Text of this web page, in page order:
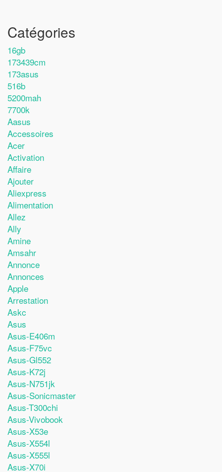
Catégories
16gb
173439cm
173asus
516b
5200mah
7700k
Aasus
Accessoires
Acer
Activation
Affaire
Ajouter
Aliexpress
Alimentation
Allez
Ally
Amine
Amsahr
Annonce
Annonces
Apple
Arrestation
Askc
Asus
Asus-E406m
Asus-F75vc
Asus-Gl552
Asus-K72j
Asus-N751jk
Asus-Sonicmaster
Asus-T300chi
Asus-Vivobook
Asus-X53e
Asus-X554l
Asus-X555l
Asus-X70i